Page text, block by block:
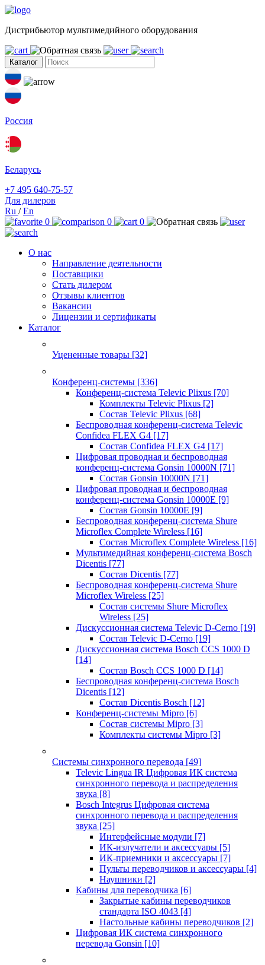
Дистрибьютор мультимедийного оборудования
Каталог
Россия
Беларусь
+7 495 640-75-57
Для дилеров
Ru /En
0
0 0
О нас
Направление деятельности
Поставщики
Стать дилером
Отзывы клиентов
Вакансии
Лицензии и сертификаты
Каталог
Уцененные товары [32]
Конференц-системы [336]
Конференц-система Televic Plixus [70]
Комплекты Televic Plixus [2]
Состав Televic Plixus [68]
Беспроводная конференц-система Televic
Confidea FLEX G4 [17]
Состав Confidea FLEX G4 [17]
Цифровая проводная и беспроводная
конференц-система Gonsin 10000N [71]
Состав Gonsin 10000N [71]
Цифровая проводная и беспроводная
конференц-система Gonsin 10000E [9]
Состав Gonsin 10000E [9]
Беспроводная конференц-система Shure
Microflex Complete Wireless [16]
Состав Microflex Complete Wireless [16]
Мультимедийная конференц-система Bosch
Dicentis [77]
Состав Dicentis [77]
Беспроводная конференц-система Shure
Microflex Wireless [25]
Состав системы Shure Microflex
Wireless [25]
Дискуссионная система Televic D-Cerno [19]
Состав Televic D-Cerno [19]
Дискуссионная система Bosch CCS 1000 D
[14]
Состав Bosch CCS 1000 D [14]
Беспроводная конференц-система Bosch
Dicentis [12]
Состав Dicentis Bosch [12]
Конференц-системы Mipro [6]
Состав системы Mipro [3]
Комплекты системы Mipro [3]
Системы синхронного перевода [49]
Televic Lingua IR Цифровая ИК система
синхронного перевода и распределения
звука [8]
Bosch Integrus Цифровая система
синхронного перевода и распределения
звука [25]
Интерфейсные модули [7]
ИК-излучатели и аксессуары [5]
ИК-приемники и аксессуары [7]
Пульты переводчиков и аксессуары [4]
Наушники [2]
Кабины для переводчика [6]
Закрытые кабины переводчиков
стандарта ISO 4043 [4]
Настольные кабины переводчиков [2]
Цифровая ИК система синхронного
перевода Gonsin [10]